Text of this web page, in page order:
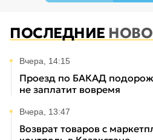
ПОСЛЕДНИЕ
Вчера, 14:15
Проезд по БАКАД
не заплатит вовремя
Вчера, 13:47
Возврат товаров с